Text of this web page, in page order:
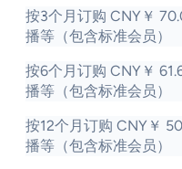
按3个月订购 CNY￥
播等（包含标准会员）
按6个月订购 CNY￥
播等（包含标准会员）
按12个月订购 CNY￥
播等（包含标准会员）